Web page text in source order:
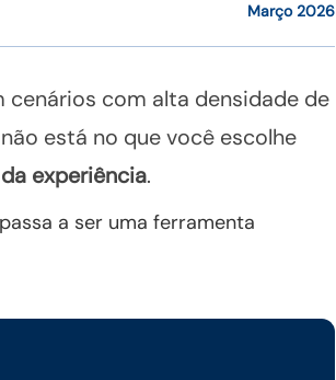
Março 2026
cenários com alta densidade de
está no que você escolhe
experiência.
a ser uma ferramenta